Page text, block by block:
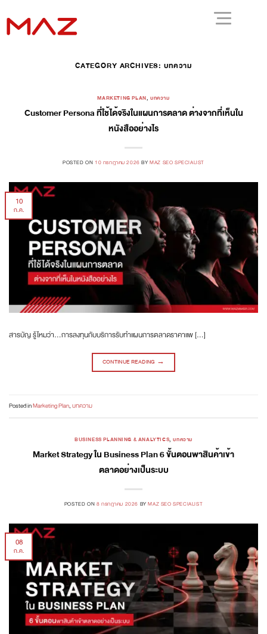
CATEGORY ARCHIVES:บทความ
MARKETING PLAN, บทความ
Customer Persona ที่ใช้ได้จริงในแผนการตลาด ต่างจากที่เห็นใน
หนังสืออย่างไร
POSTED ON 10 กรกฎาคม 2026 BYMAZ SEO SPECIALIST
10
ก.ค.
สารบัญ รู้ไหมว่า…การลงทุนกับบริการรับทำแผนการตลาดราคาแพ […]
CONTINUE READING →
Posted inMarketing Plan,บทความ
BUSINESS PLANNING & ANALYTICS,บทความ
Market Strategy ใน Business Plan 6 ขั้นตอนพาสินค้าเข้า
ตลาดอย่างเป็นระบบ
POSTED ON 8 กรกฎาคม 2026 BYMAZ SEO SPECIALIST
08
ก.ค.